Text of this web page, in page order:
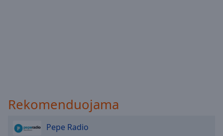
Rekomenduojama
Pepe Radio